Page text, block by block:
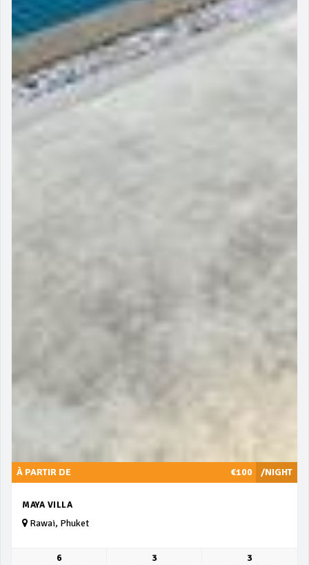
/NIGHT
À PARTIR DE €100
MAYA VILLA
Rawai, Phuket
6 3 3